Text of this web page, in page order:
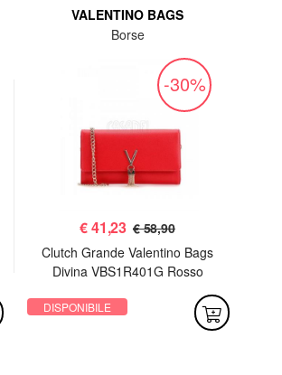
VALENTINO BAGS
Borse
-30%
€41,23 € 58,90
Clutch Grande Valentino Bags
Divina VBS1R401G Rosso
DISPONIBILE